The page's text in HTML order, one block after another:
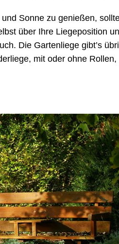
Sonne zu genießen,
über Ihre Liegeposition
Die Gartenliege gibt’s
mit oder ohne